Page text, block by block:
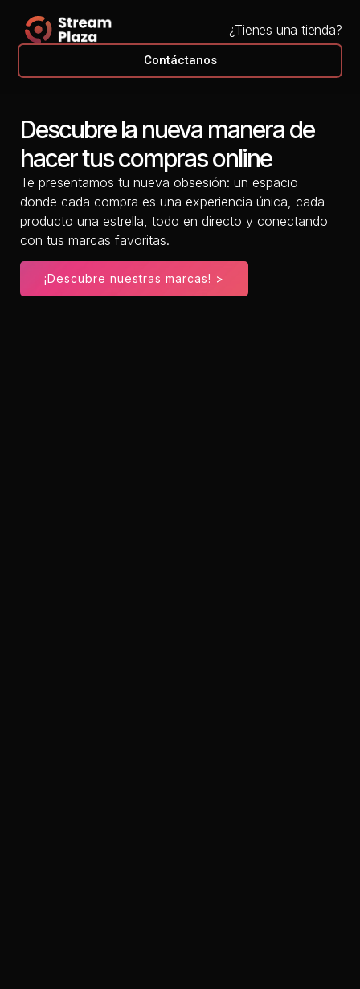
¿Tienes una tienda?
Contáctanos
Descubre la nueva manera de
hacer tus compras online
Te presentamos tu nueva obsesión: un espacio
donde cada compra es una experiencia única, cada
producto una estrella, todo en directo y conectando
con tus marcas favoritas.
¡Descubre nuestras marcas! >